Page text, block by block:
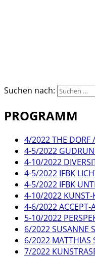
Suchen nach:
PROGRAMM
4/2022 THE DORF
4-5/2022 GUDRUN
4-10/2022
4-5/2022 IFBK
4-5/2022 IFBK
4-10/2022 KUNST-
4-6/2022 ACCEPT-
5-10/2022
6/2022 SUSANNE
6/2022 MATTHIAS
7/2022